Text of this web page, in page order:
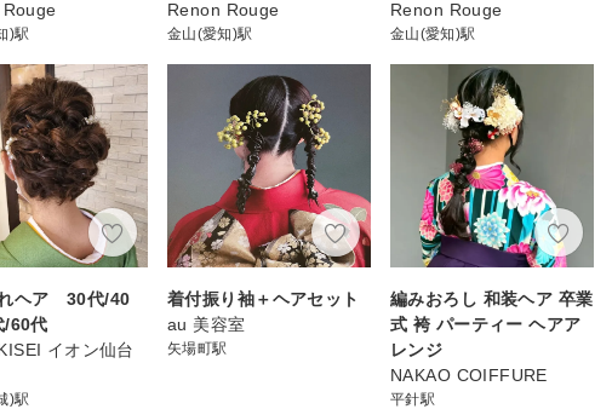
)駅
Renon Rouge
金山(愛知)駅
Renon Rouge
金山(愛知)駅
ヘア 30代/40
/60代
イオン仙台
)駅
着付振り袖＋ヘアセット
au 美容室
矢場町駅
編みおろし 和装ヘア 卒業
式 袴 パーティー ヘアア
レンジ
NAKAO COIFFURE
平針駅